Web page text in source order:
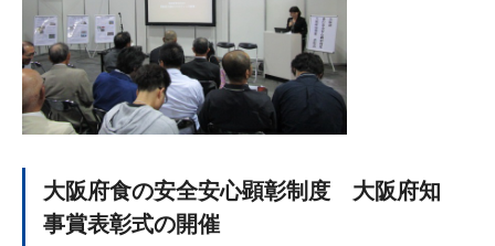
大阪府食の安全安心顕彰制度 大阪府知
事賞表彰式の開催